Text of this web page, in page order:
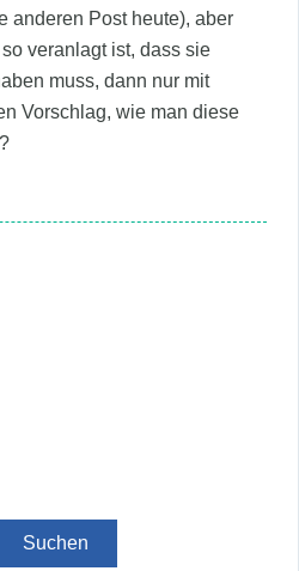
anderen Post heute), aber
veranlagt ist, dass sie
muss, dann nur mit
Vorschlag, wie man diese
Suchen